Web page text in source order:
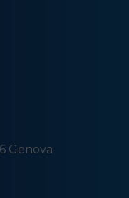
Genova